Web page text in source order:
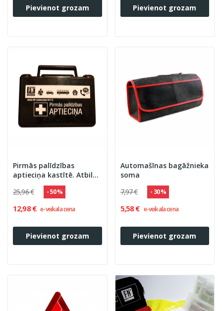
Pievienot grozam Pievienot grozam
Pirmās palīdzības
aptieciņa kastītē. Atbilst
MK not. Nr.713
25,96 € - 50 %
12,98 € e-veikala cena
Pievienot grozam
Automašīnas bagāžnieka
soma
7,97 €
- 30 %
5,58 € e-veikala cena
Pievienot grozam